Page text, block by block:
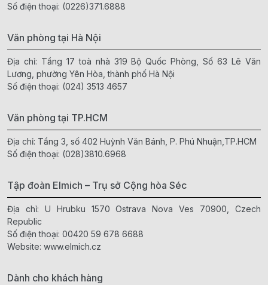
Số điện thoại: (0226)371.6888
Văn phòng tại Hà Nội
Địa chỉ: Tầng 17 toà nhà 319 Bộ Quốc Phòng, Số 63 Lê Văn
Lương, phường Yên Hòa, thành phố Hà Nội
Số điện thoại: (024) 3513 4657
Văn phòng tại TP.HCM
Địa chỉ: Tầng 3, số 402 Huỳnh Văn Bánh, P. Phú Nhuận,TP.HCM
Số điện thoại: (028)3810.6968
Tập đoàn Elmich – Trụ sở Cộng hòa Séc
Địa chỉ: U Hrubku 1570 Ostrava Nova Ves 70900, Czech
Republic
Số điện thoại: 00420 59 678 6688
Website: www.elmich.cz
Dành cho khách hàng